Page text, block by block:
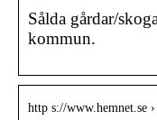
Sålda gårdar/
kommun.
http s://www.hemnet.se